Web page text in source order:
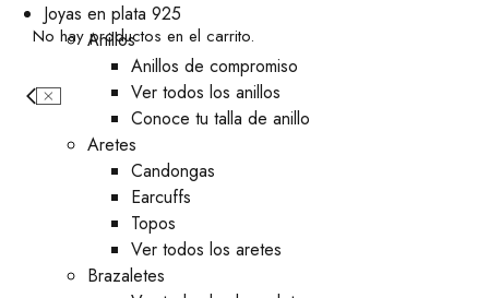
No hay productos en el carrito.
Joyas en plata 925
Anillos
Anillos de compromiso
Ver todos los anillos
Conoce tu talla de anillo
Aretes
⁠Candongas
Earcuffs
Topos
Ver todos los aretes
Brazaletes